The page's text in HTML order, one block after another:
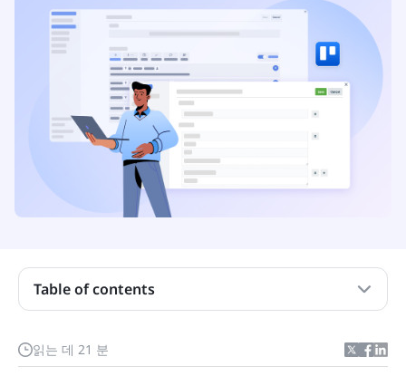
읽는 데 21 분
Table of contents
트렐로 버틀러 자동화란 무엇입니까?
트렐로 자동화와 트렐로 버틀러 자동화의 차이